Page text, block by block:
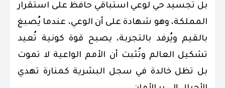
بل تجسيد حي لوعي استباقي حافظ على استقرار
المملكة، وهو شهادة على أن الوعي، عندما يُصبغ
بالقيم ويُرفد بالتجربة، يصبح قوة كونية تُعيد
تشكيل العالم وتُثبت أن الأمم الواعية لا تموت
بل تظل خالدة في سجل البشرية كمنارة تهدي